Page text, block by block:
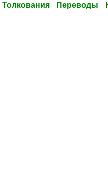
Толкования Переводы